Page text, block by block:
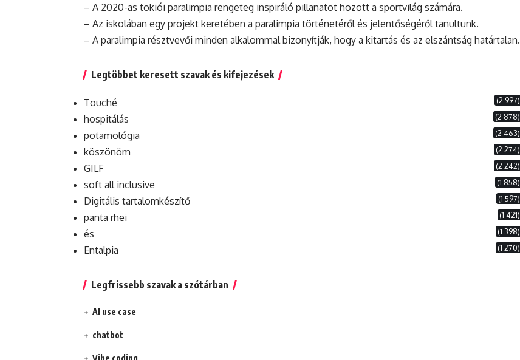
– A 2020-as tokiói paralimpia rengeteg inspiráló pillanatot hozott a sportvilág számára.
– Az iskolában egy projekt keretében a paralimpia történetéről és jelentőségéről tanultunk.
– A paralimpia résztvevői minden alkalommal bizonyítják, hogy a kitartás és az elszántság határtalan.
Legtöbbet keresett szavak és kifejezések
Touché (2 997)
hospitálás (2 878)
potamológia (2 463)
köszönöm (2 274)
GILF (2 242)
soft all inclusive (1 858)
Digitális tartalomkészítő (1 597)
panta rhei (1 421)
és (1 398)
Entalpia (1 270)
Legfrissebb szavak a szótárban
AI use case
chatbot
Vibe coding